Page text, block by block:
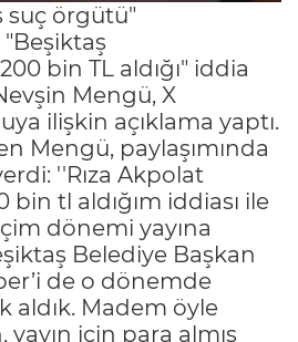
suç örgütü"
bin TL aldığı" iddia
Mengü, X
ilişkin açıklama yaptı.
Mengü, paylaşımında
''Rıza Akpolat
tl aldığım iddiası ile
dönemi yayına
Belediye Başkan
de o dönemde
aldık. Madem öyle
yayın için para almış